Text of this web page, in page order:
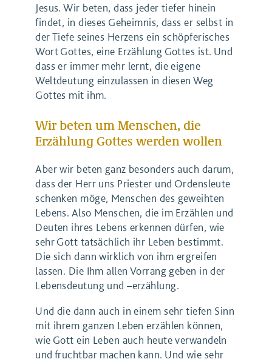
Jesus. Wir beten, dass jeder tiefer hinein
findet, in dieses Geheimnis, dass er selbst in
der Tiefe seines Herzens ein schöpferisches
Wort Gottes, eine Erzählung Gottes ist. Und
dass er immer mehr lernt, die eigene
Weltdeutung einzulassen in diesen Weg
Gottes mit ihm.
Wir beten um Menschen, die
Erzählung Gottes werden wollen
Aber wir beten ganz besonders auch darum,
dass der Herr uns Priester und Ordensleute
schenken möge, Menschen des geweihten
Lebens. Also Menschen, die im Erzählen und
Deuten ihres Lebens erkennen dürfen, wie
sehr Gott tatsächlich ihr Leben bestimmt.
Die sich dann wirklich von ihm ergreifen
lassen. Die Ihm allen Vorrang geben in der
Lebensdeutung und –erzählung.
Und die dann auch in einem sehr tiefen Sinn
mit ihrem ganzen Leben erzählen können,
wie Gott ein Leben auch heute verwandeln
und fruchtbar machen kann. Und wie sehr